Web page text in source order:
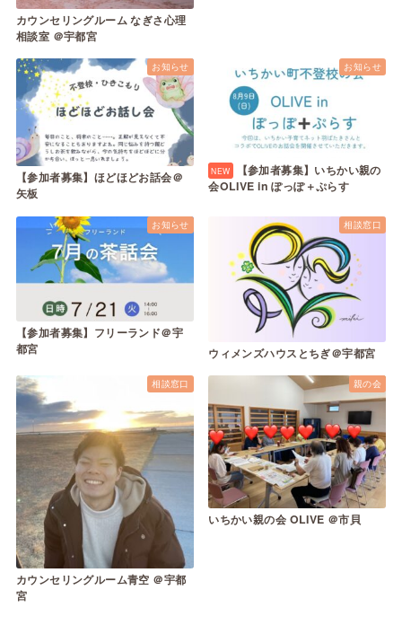
カウンセリングルーム なぎさ心理
相談室 ＠宇都宮
お知らせ
【参加者募集】ほどほどお話会＠
矢板
お知らせ
【参加者募集】いちかい親の
会OLIVE in ぽっぽ＋ぷらす
お知らせ
【参加者募集】フリーランド＠宇
都宮
相談窓口
ウィメンズハウスとちぎ＠宇都宮
相談窓口
カウンセリングルーム青空 ＠宇都
宮
親の会
いちかい親の会 OLIVE ＠市貝